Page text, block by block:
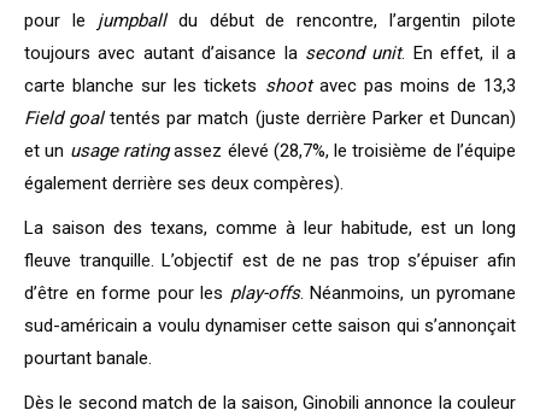
pour le jumpballdu début de rencontre, l’argentin pilote
toujours avec autant d’aisance la second unit. En effet, il a
carte blanche sur les tickets shootavec pas moins de 13,3
Field goaltentés par match (juste derrière Parker et Duncan)
et un usage ratingassez élevé (28,7%, le troisième de l’équipe
également derrière ses deux compères).
La saison des texans, comme à leur habitude, est un long
fleuve tranquille. L’objectif est de ne pas trop s’épuiser afin
d’être en forme pour les play-offs. Néanmoins, un pyromane
sud-américain a voulu dynamiser cette saison qui s’annonçait
pourtant banale.
Dès le second match de la saison, Ginobili annonce la couleur